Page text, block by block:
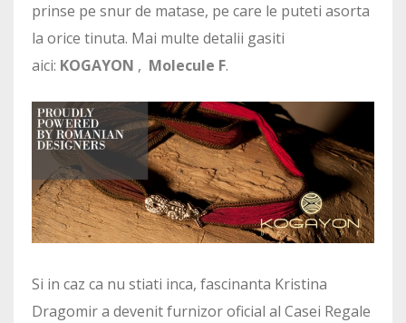
prinse pe snur de matase, pe care le puteti asorta
la orice tinuta. Mai multe detalii gasiti
aici: KOGAYON , Molecule F.
Si in caz ca nu stiati inca, fascinanta Kristina
Dragomir a devenit furnizor oficial al Casei Regale